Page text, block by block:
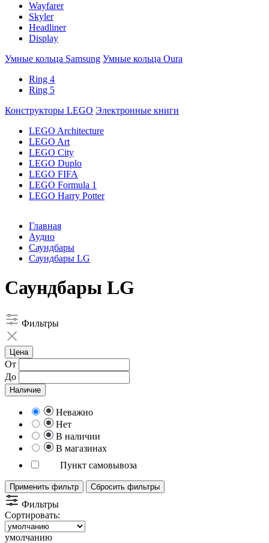
Wayfarer
Skyler
Headliner
Display
Умные кольца Samsung Умные кольца Oura
Ring 4
Ring 5
Конструкторы LEGO Электронные книги
LEGO Architecture
LEGO Art
LEGO City
LEGO Duplo
LEGO FIFA
LEGO Formula 1
LEGO Harry Potter
Главная
Аудио
Саундбары
Саундбары LG
Саундбары LG
Фильтры
Цена
От
До
Наличие
Неважно
Нет
В наличии
В магазинах
Пункт самовывоза
Применить фильтр Сбросить фильтры
Фильтры
Сортировать:
умолчанию